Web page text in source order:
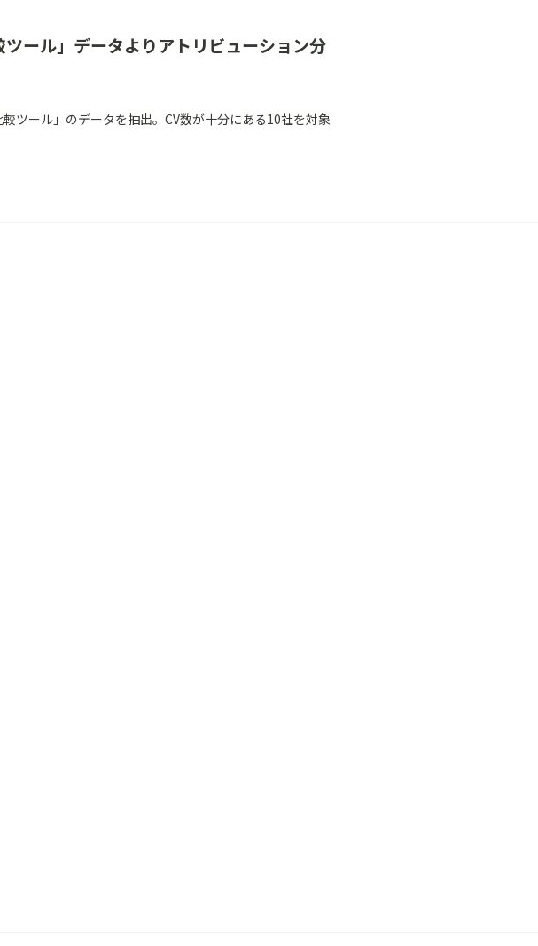
ール」データよりアトリビューション分
ツール」のデータを抽出。CV数が十分にある10社を対象